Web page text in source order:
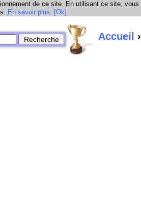
de ce site. En utilisant ce site, vous
En savoir plus. [Ok]
Accueil